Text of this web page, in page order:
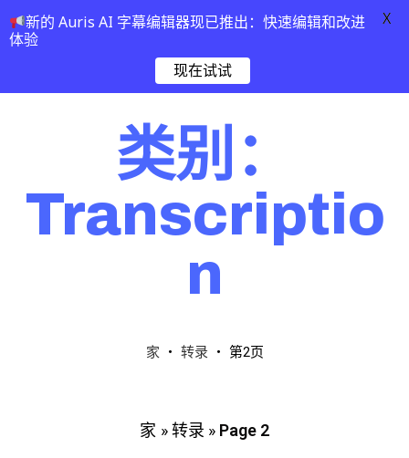
类别：
Transcriptio
n
家 ・ 转录 ・ 第2页
家 »转录 » Page 2
新的 Auris AI 字幕编辑器现已推出：快速编辑和改进
体验
现在试试
X